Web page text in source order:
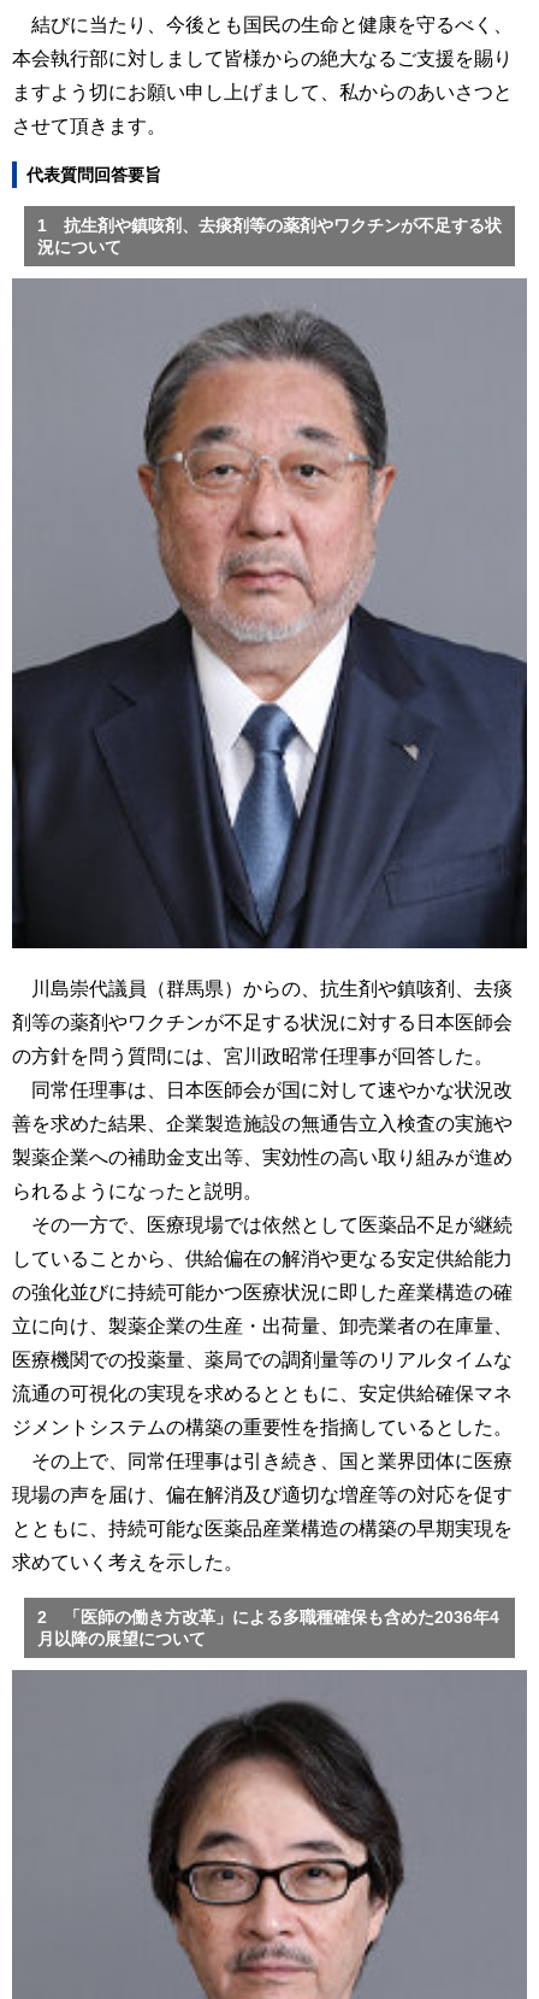
結びに当たり、今後とも国民の生命と健康を守るべく、
本会執行部に対しまして皆様からの絶大なるご支援を賜り
ますよう切にお願い申し上げまして、私からのあいさつと
させて頂きます。
代表質問回答要旨
1 抗生剤や鎮咳剤、去痰剤等の薬剤やワクチンが不足する状
況について
川島崇代議員（群馬県）からの、抗生剤や鎮咳剤、去痰
剤等の薬剤やワクチンが不足する状況に対する日本医師会
の方針を問う質問には、宮川政昭常任理事が回答した。
同常任理事は、日本医師会が国に対して速やかな状況改
善を求めた結果、企業製造施設の無通告立入検査の実施や
製薬企業への補助金支出等、実効性の高い取り組みが進め
られるようになったと説明。
その一方で、医療現場では依然として医薬品不足が継続
していることから、供給偏在の解消や更なる安定供給能力
の強化並びに持続可能かつ医療状況に即した産業構造の確
立に向け、製薬企業の生産・出荷量、卸売業者の在庫量、
医療機関での投薬量、薬局での調剤量等のリアルタイムな
流通の可視化の実現を求めるとともに、安定供給確保マネ
ジメントシステムの構築の重要性を指摘しているとした。
その上で、同常任理事は引き続き、国と業界団体に医療
現場の声を届け、偏在解消及び適切な増産等の対応を促す
とともに、持続可能な医薬品産業構造の構築の早期実現を
求めていく考えを示した。
2 「医師の働き方改革」による多職種確保も含めた2036年4
月以降の展望について